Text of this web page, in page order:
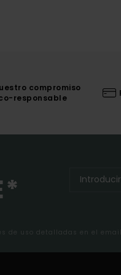
compromiso
responsable
de uso detalladas en el